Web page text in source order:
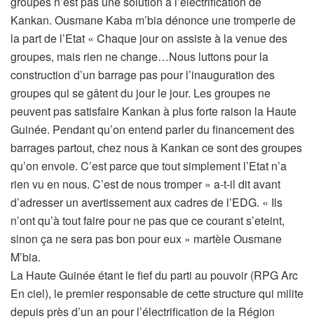
Kankan. Ousmane Kaba m’bia dénonce une tromperie de
la part de l’Etat « Chaque jour on assiste à la venue des
groupes, mais rien ne change…Nous luttons pour la
construction d’un barrage pas pour l’inauguration des
groupes qui se gâtent du jour le jour. Les groupes ne
peuvent pas satisfaire Kankan à plus forte raison la Haute
Guinée. Pendant qu’on entend parler du financement des
barrages partout, chez nous à Kankan ce sont des groupes
qu’on envoie. C’est parce que tout simplement l’Etat n’a
rien vu en nous. C’est de nous tromper » a-t-il dit avant
d’adresser un avertissement aux cadres de l’EDG. « Ils
n’ont qu’à tout faire pour ne pas que ce courant s’eteint,
sinon ça ne sera pas bon pour eux » martèle Ousmane
M’bia.
La Haute Guinée étant le fief du parti au pouvoir (RPG Arc
En ciel), le premier responsable de cette structure qui milite
depuis près d’un an pour l’électrification de la Région